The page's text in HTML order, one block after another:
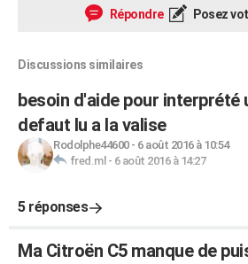
Répondre Posez
Discussions similaires
besoin d'aide pour interprété
defaut lu a la valise
Rodolphe44600- 6 août 2016 à 10:54
fred.ml - 6 août 2016 à 14:27
5 réponses
Ma Citroën C5 manque de